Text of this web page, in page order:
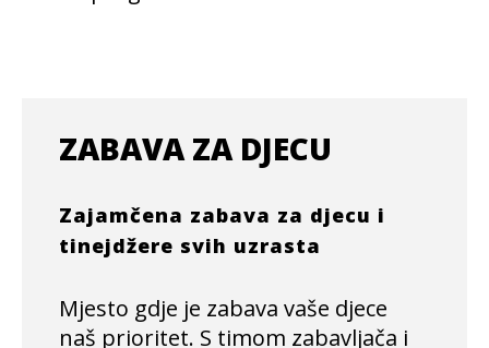
ZABAVA ZA DJECU
Zajamčena zabava za djecu i
tinejdžere svih uzrasta
Mjesto gdje je zabava vaše djece
naš prioritet. S timom zabavljača i